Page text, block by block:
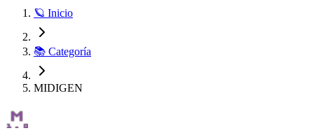
🪐 Inicio
📚 Categoría
MIDIGEN